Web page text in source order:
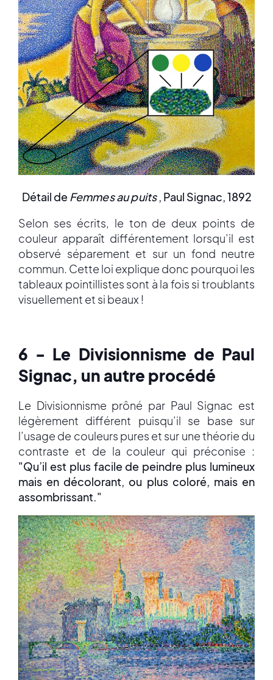
Détail deFemmes au puits, Paul Signac, 1892
Selon ses écrits, le ton de deux points de
couleur apparaît différentement lorsqu’il est
observé séparement et sur un fond neutre
commun. Cette loi explique donc pourquoi les
tableaux pointillistes sont à la fois si troublants
visuellement et si beaux !
6 - Le Divisionnisme de Paul
Signac, un autre procédé
Le Divisionnisme prôné par Paul Signac est
légèrement différent puisqu’il se base sur
l’usage de couleurs pures et sur une théorie du
contraste et de la couleur qui préconise :
"Qu’il est plus facile de peindre plus lumineux
mais en décolorant, ou plus coloré, mais en
assombrissant."